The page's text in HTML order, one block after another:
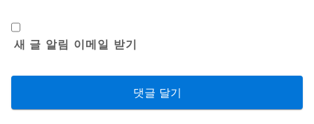
새 글 알림 이메일 받기